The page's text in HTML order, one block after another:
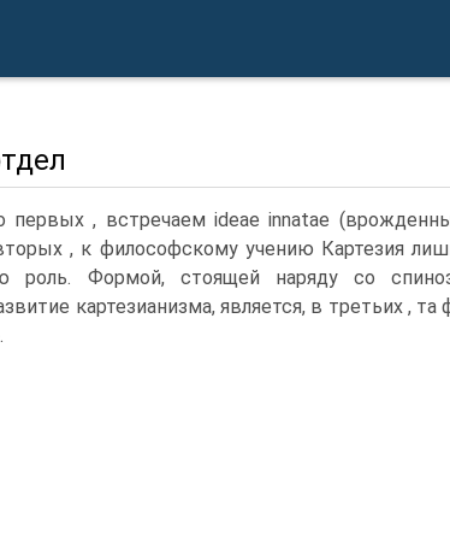
, встречаем ideae innatae
, к философскому учению Картезия
роль. Формой, стоящей наряду со
картезианизма, является, в третьих ,